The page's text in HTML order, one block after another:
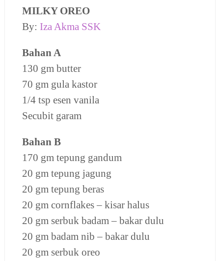
MILKY OREO
By: Iza Akma SSK
Bahan A
130 gm butter
70 gm gula kastor
1/4 tsp esen vanila
Secubit garam
Bahan B
170 gm tepung gandum
20 gm tepung jagung
20 gm tepung beras
20 gm cornflakes – kisar halus
20 gm serbuk badam – bakar dulu
20 gm badam nib – bakar dulu
20 gm serbuk oreo